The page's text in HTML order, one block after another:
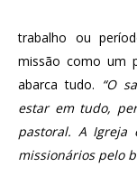
trabalho ou
missão como um
abarca tudo. “O
estar em tudo,
pastoral. A Igreja
missionários pelo